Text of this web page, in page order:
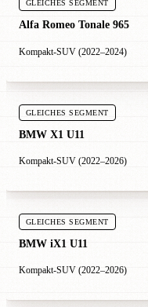
GLEICHES SEGMENT
Alfa Romeo Tonale 965
Kompakt-SUV (2022–2024)
GLEICHES SEGMENT
BMW X1 U11
Kompakt-SUV (2022–2026)
GLEICHES SEGMENT
BMW iX1 U11
Kompakt-SUV (2022–2026)